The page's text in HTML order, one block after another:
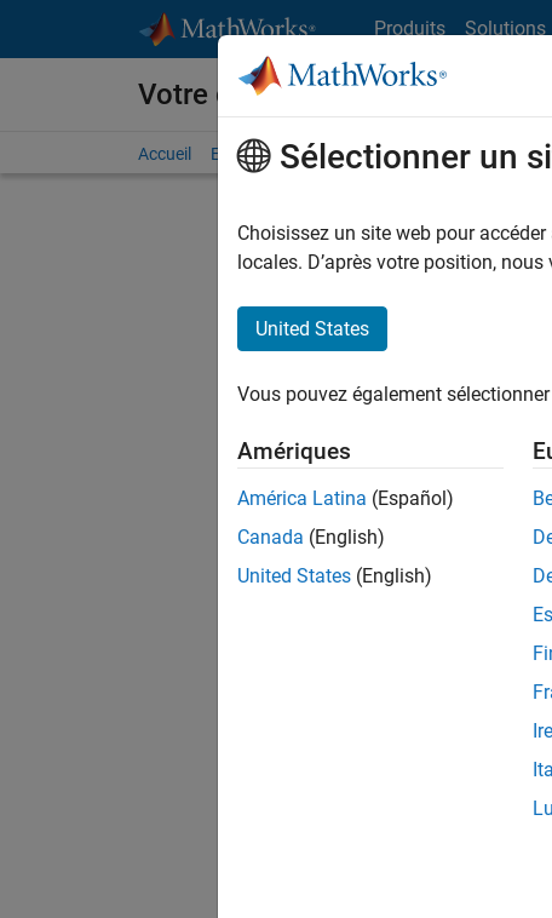
Produits Solutions
Votre carrière chez MathWorks
Accueil Explorer nos opportunités Adresses de nos
FILTRER
Les
Sélectionner un
Choisissez un site web pour
locales. D’après votre position,
United States
Vous pouvez également
Amériques
América Latina (Español)
Canada (English)
United States (English)